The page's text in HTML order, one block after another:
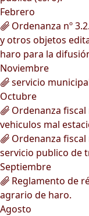
Febrero
Ordenanza nº
y otros objetos
haro para la
Noviembre
servicio
Octubre
Ordenanza
vehiculos mal
Ordenanza fiscal
servicio publico de
Septiembre
Reglamento de
agrario de haro.
Agosto